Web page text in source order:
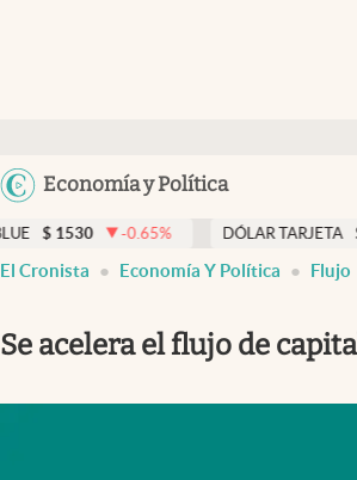
Economía y Política
Members
Economía y Política
Finanzas y Mercados
-0.65% DÓLAR TARJETA $ 1976 0.00
El Cronista Economía Y Política Flujo
Se acelera el flujo de